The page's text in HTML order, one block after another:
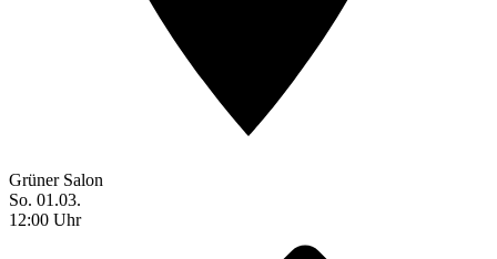
Grüner Salon
So. 01.03.
12:00 Uhr